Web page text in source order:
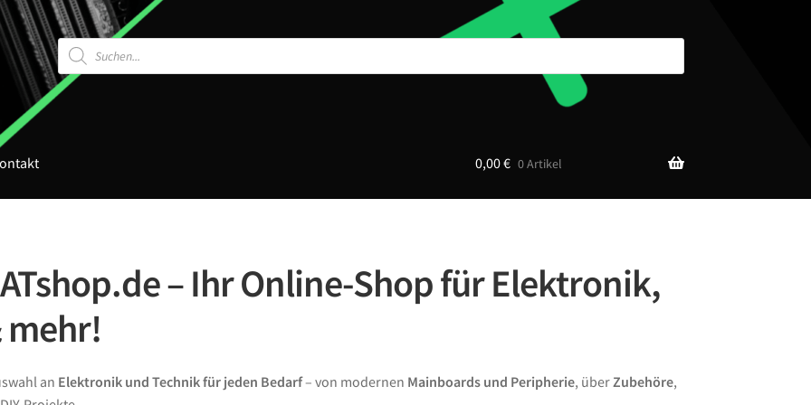
Products
search
0,00€ 0 Artikel
– Ihr Online-Shop für Elektronik,
mehr!
an Elektronik und Technik für jeden Bedarf– von modernen Mainboards und Peripherie, überZubehöre,